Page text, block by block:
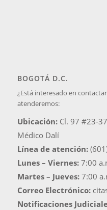
BOGOTÁ D.C.
¿Está interesado en
atenderemos:
Ubicación: Cl. 97 #23-
Médico Dalí
Línea de atención:
Lunes – Viernes: 7:00
Martes – Jueves: 7:00
Correo Electrónico:
Notificaciones